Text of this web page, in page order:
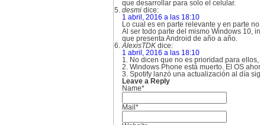
que desarrollar para solo el celular.
desmi dice:
1 abril, 2016 a las 18:10
Lo cual es en parte relevante y en parte
Al ser todo parte del mismo Windows 10,
que presenta Android de año a año.
AlexisTDK dice:
1 abril, 2016 a las 18:10
1. No dicen que no es prioridad para
2. Windows Phone está muerto. El OS
3. Spotify lanzó una actualización al día
Leave a Reply
Name*
Mail*